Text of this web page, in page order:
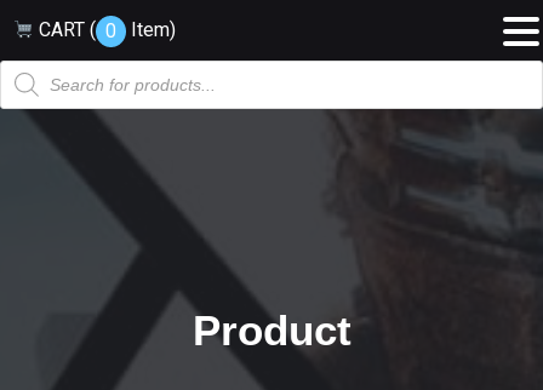
CART ( 0 Item)
Products
search
Product